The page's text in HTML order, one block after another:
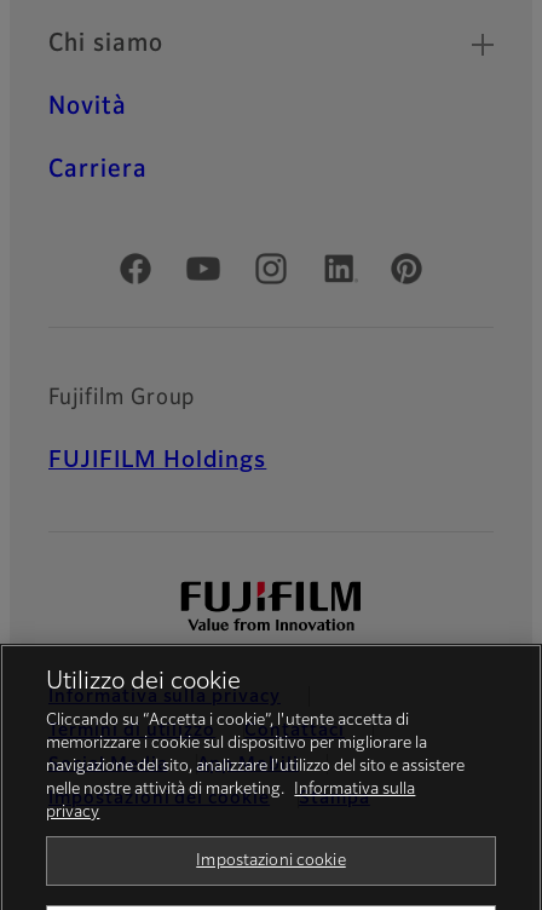
Chi siamo
Novità
Carriera
Social media ufficiali
Fujifilm Group
FUJIFILM Holdings
Informativa sulla privacy
Termini di utilizzo
Contattaci
Social Media
App Mobili
Impostazioni dei cookie
Stampa
Utilizzo dei cookie
Cliccando su “Accetta i cookie”, l'utente accetta di
memorizzare i cookie sul dispositivo per migliorare la
navigazione del sito, analizzare l'utilizzo del sito e assistere
nelle nostre attività di marketing.
Informativa sulla
privacy
Impostazioni cookie